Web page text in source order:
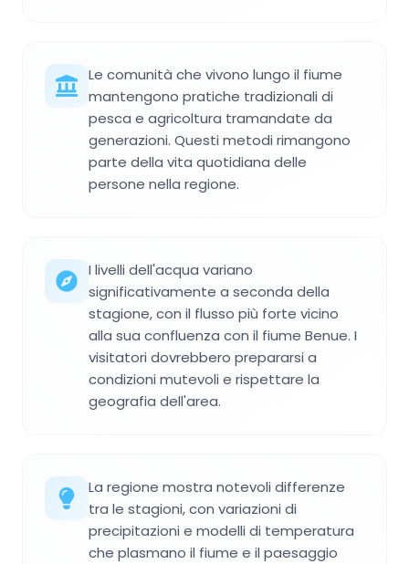
Le comunità che vivono lungo il fiume
mantengono pratiche tradizionali di
pesca e agricoltura tramandate da
generazioni. Questi metodi rimangono
parte della vita quotidiana delle
persone nella regione.
I livelli dell'acqua variano
significativamente a seconda della
stagione, con il flusso più forte vicino
alla sua confluenza con il fiume Benue. I
visitatori dovrebbero prepararsi a
condizioni mutevoli e rispettare la
geografia dell'area.
La regione mostra notevoli differenze
tra le stagioni, con variazioni di
precipitazioni e modelli di temperatura
che plasmano il fiume e il paesaggio